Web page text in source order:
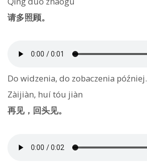
请多照顾。
Do widzenia, do zobaczenia później.
Zàijiàn, huí tóu jiàn
再见，回头见。